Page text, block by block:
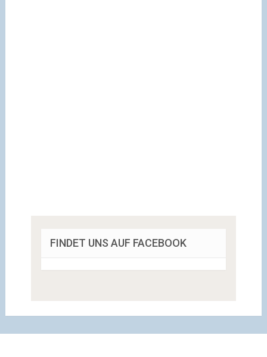
FINDET UNS AUF FACEBOOK